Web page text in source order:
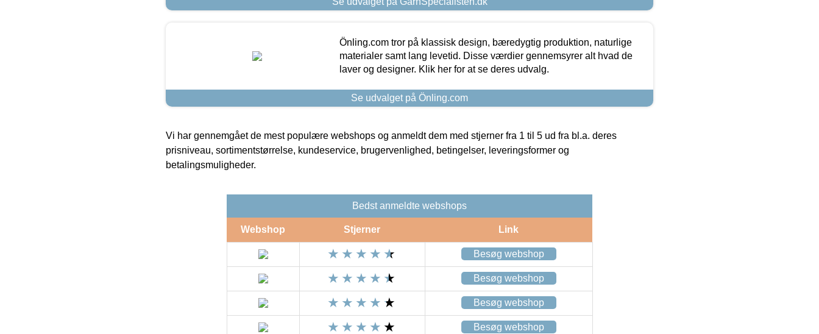
Önling.com tror på klassisk design, bæredygtig produktion, naturlige
materialer samt lang levetid. Disse værdier gennemsyrer alt hvad de
laver og designer. Klik her for at se deres udvalg.
Se udvalget på Önling.com
Vi har gennemgået de mest populære webshops og anmeldt dem med stjerner fra 1 til 5 ud fra bl.a. deres
prisniveau, sortimentstørrelse, kundeservice, brugervenlighed, betingelser, leveringsformer og
betalingsmuligheder.
Bedst anmeldte webshops
Webshop Stjerner Link
Besøg webshop
Besøg webshop
Besøg webshop
Besøg webshop